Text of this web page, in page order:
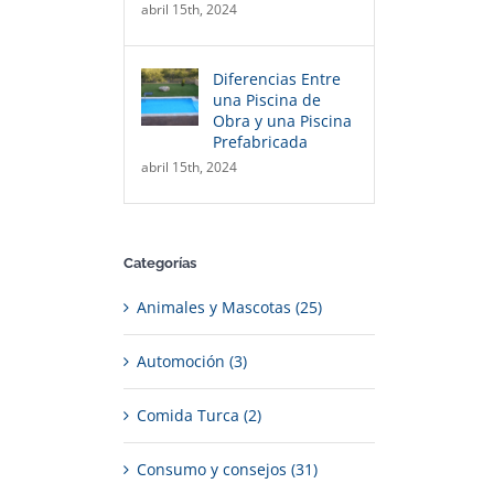
abril 15th, 2024
Diferencias Entre
una Piscina de
Obra y una Piscina
Prefabricada
abril 15th, 2024
Categorías
Animales y Mascotas (25)
Automoción (3)
Comida Turca (2)
Consumo y consejos (31)